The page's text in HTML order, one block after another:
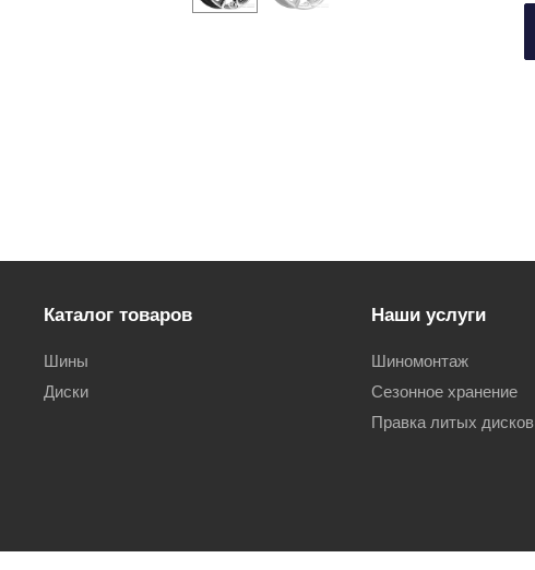
Каталог товаров
Шины
Диски
Наши услуги
Шиномонтаж
Сезонное хранение
Правка литых дисков